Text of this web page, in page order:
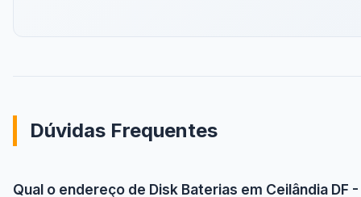
Dúvidas Frequentes
Qual o endereço de Disk Baterias em Ceilândia DF -